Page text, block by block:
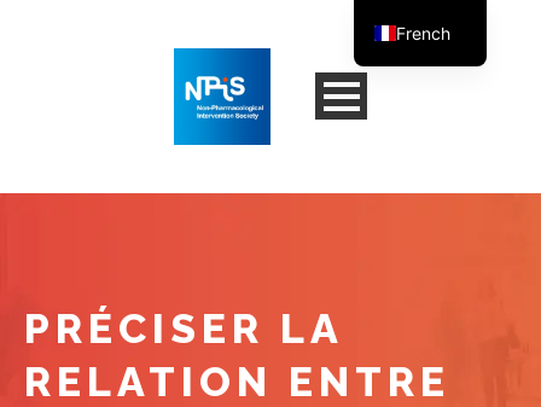
PRÉCISER LA
RELATION ENTRE
French
English